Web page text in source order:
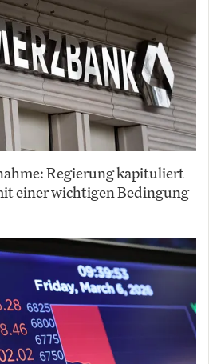
Regierung kapituliert
einer wichtigen Bedingung